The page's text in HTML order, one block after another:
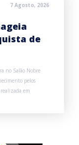
7 Agosto, 2026
de
no Salão Nobre
pelos
em